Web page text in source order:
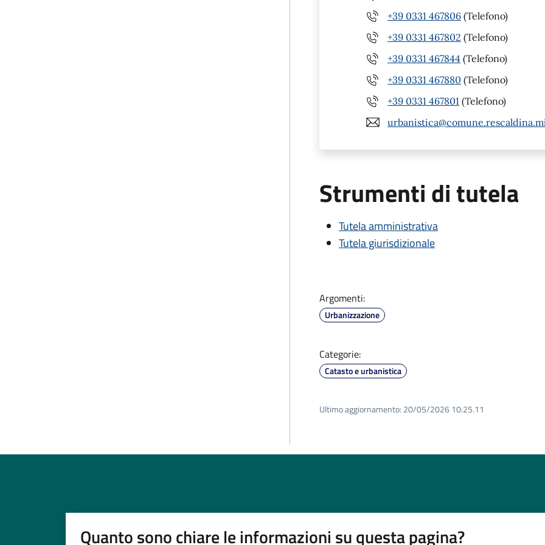
+39 0331 467806 (Telefono)
+39 0331 467802 (Telefono)
+39 0331 467844 (Telefono)
+39 0331 467880 (Telefono)
+39 0331 467801 (Telefono)
Strumenti di tutela
Tutela amministrativa
Tutela giurisdizionale
Argomenti:
Urbanizzazione
Categorie:
Catasto e urbanistica
Ultimo aggiornamento: 20/05/2026 10:25.11
Quanto sono chiare le informazioni su questa pagina?